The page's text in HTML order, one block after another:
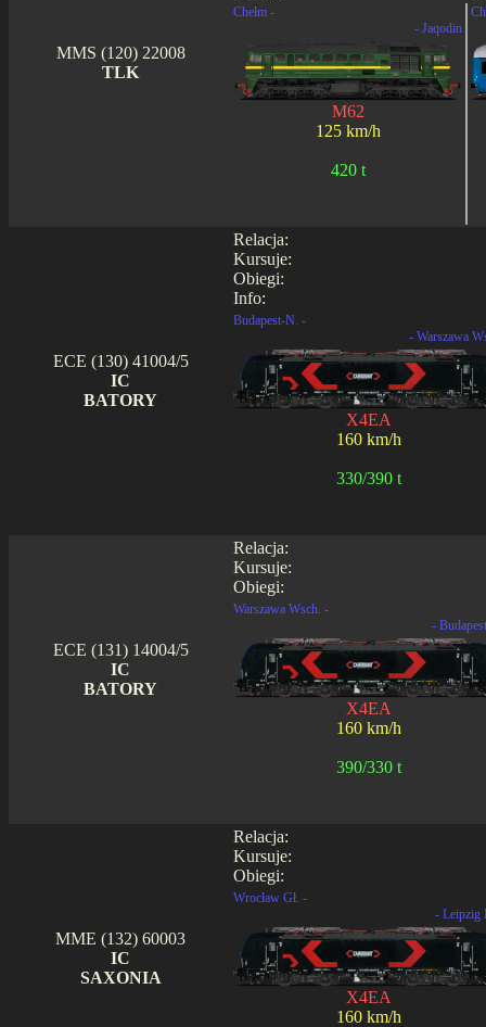
MMS (120) 22008
TLK
Chełm -
- Jaqodin
M62
125 km/h
420 t
Relacja:
Kursuje:
Obiegi:
Info:
ECE (130) 41004/5
IC
BATORY
Budapest-N. -
- Warszawa
X4EA
160 km/h
330/390 t
Relacja:
Kursuje:
Obiegi:
ECE (131) 14004/5
IC
BATORY
Warszawa Wsch. -
-
X4EA
160 km/h
390/330 t
Relacja:
Kursuje:
Obiegi:
MME (132) 60003
IC
SAXONIA
Wrocław Gł. -
- Leipzig
X4EA
160 km/h